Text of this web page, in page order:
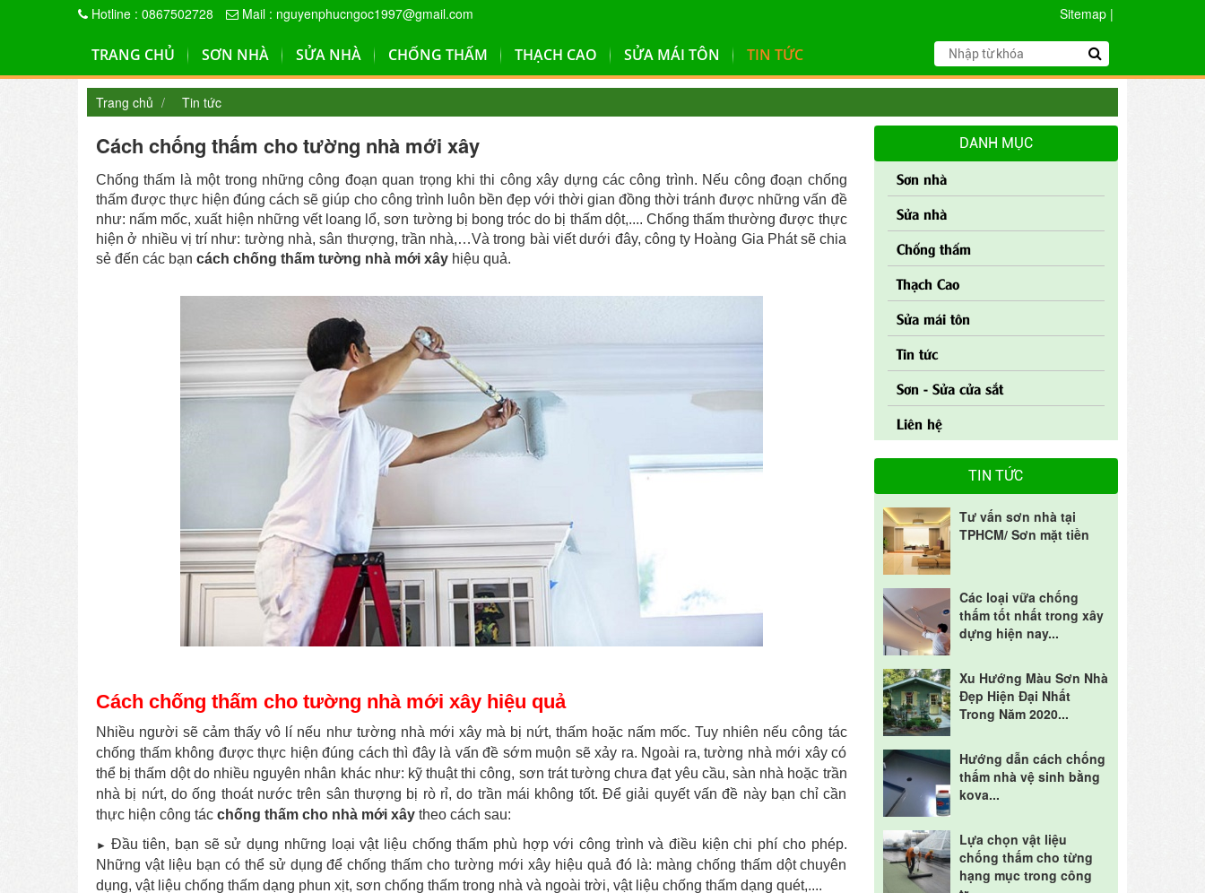
Hotline : 0867502728 Mail : nguyenphucngoc1997@gmail.com Sitemap|
TRANG CHỦ SƠN NHÀ SỬA NHÀ CHỐNG THẤM THẠCH CAO SỬA MÁI TÔN TIN TỨC
Trang chủ Tin tức
Cách chống thấm cho tường nhà mới xây
Chống thấm là một trong những công đoạn quan trọng khi thi công xây dựng các công trình. Nếu công đoạn chống
thấm được thực hiện đúng cách sẽ giúp cho công trình luôn bền đẹp với thời gian đồng thời tránh được những vấn đề
như: nấm mốc, xuất hiện những vết loang lổ, sơn tường bị bong tróc do bị thấm dột,.... Chống thấm thường được thực
hiện ở nhiều vị trí như: tường nhà, sân thượng, trần nhà,…Và trong bài viết dưới đây, công ty Hoàng Gia Phát sẽ chia
sẻ đến các bạn cách chống thấm tường nhà mới xây hiệu quả.
Cách chống thấm cho tường nhà mới xây hiệu quả
Nhiều người sẽ cảm thấy vô lí nếu như tường nhà mới xây mà bị nứt, thấm hoặc nấm mốc. Tuy nhiên nếu công tác
chống thấm không được thực hiện đúng cách thì đây là vấn đề sớm muộn sẽ xảy ra. Ngoài ra, tường nhà mới xây có
thể bị thấm dột do nhiều nguyên nhân khác như: kỹ thuật thi công, sơn trát tường chưa đạt yêu cầu, sàn nhà hoặc trần
nhà bị nứt, do ống thoát nước trên sân thượng bị rò rỉ, do trần mái không tốt. Để giải quyết vấn đề này bạn chỉ cần
thực hiện công tác chống thấm cho nhà mới xây theo cách sau:
► Đầu tiên, bạn sẽ sử dụng những loại vật liệu chống thấm phù hợp với công trình và điều kiện chi phí cho phép.
Những vật liệu bạn có thể sử dụng để chống thấm cho tường mới xây hiệu quả đó là: màng chống thấm dột chuyên
dụng, vật liệu chống thấm dạng phun xịt, sơn chống thấm trong nhà và ngoài trời, vật liệu chống thấm dạng quét,....
DANH MỤC
Sơn nhà
Sửa nhà
Chống thấm
Thạch Cao
Sửa mái tôn
Tin tức
Sơn - Sửa cửa sắt
Liên hệ
TIN TỨC
Tư vấn sơn nhà tại
TPHCM/ Sơn mặt tiền
Các loại vữa chống
thấm tốt nhất trong xây
dựng hiện nay...
Xu Hướng Màu Sơn Nhà
Đẹp Hiện Đại Nhất
Trong Năm 2020...
Hướng dẫn cách chống
thấm nhà vệ sinh bằng
kova...
Lựa chọn vật liệu
chống thấm cho từng
hạng mục trong công